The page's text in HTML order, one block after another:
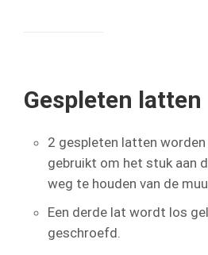
Gespleten latten
2 gespleten latten
gebruikt om het stuk aan
weg te houden van de
Een derde lat wordt los
geschroefd.